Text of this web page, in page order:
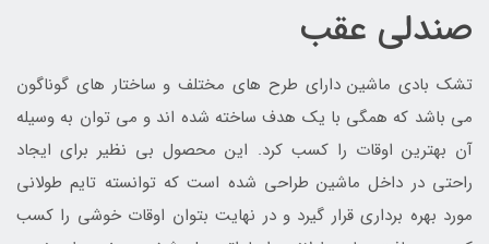
صندلی عقب
تشک بادی ماشین دارای طرح های مختلف و ساختار های گوناگون
می باشد که همگی با یک هدف ساخته شده اند و می توان به وسیله
آن بهترین اوقات را کسب کرد. این محصول بی نظیر برای ایجاد
راحتی در داخل ماشین طراحی شده است که توانسته تایم طولانی
مورد بهره برداری قرار گیرد و در نهایت بتوان اوقات خوشی را کسب